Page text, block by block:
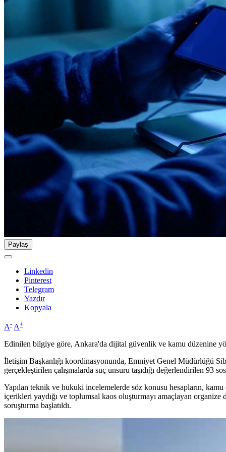
Paylaş
Linkedin
Pinterest
Telegram
Yazdır
Kopyala
A- A+
Edinilen bilgiye göre, Ankara'da dijital güvenlik ve kamu düzenine
İletişim Başkanlığı koordinasyonunda, Emniyet Genel Müdürlüğü
gerçekleştirilen çalışmalarda suç unsuru taşıdığı değerlendirilen 93
Yapılan teknik ve hukuki incelemelerde söz konusu hesapların,
içerikleri yaydığı ve toplumsal kaos oluşturmayı amaçlayan
soruşturma başlatıldı.